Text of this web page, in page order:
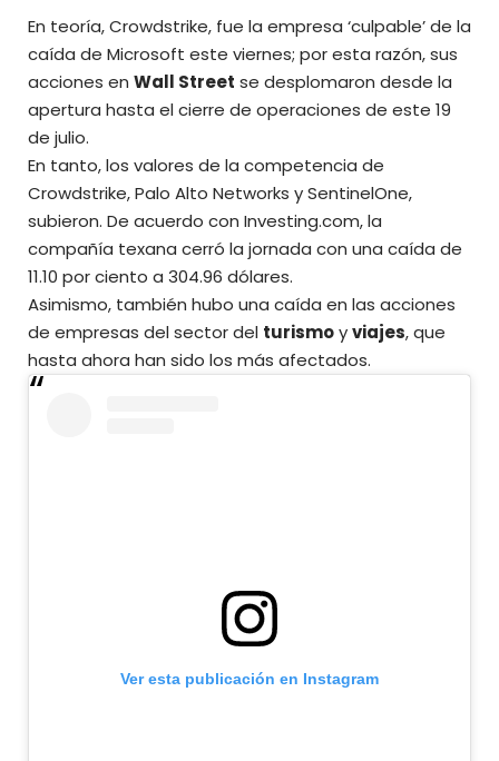
En teoría, Crowdstrike, fue la empresa ‘culpable’ de la
caída de Microsoft este viernes; por esta razón, sus
acciones en Wall Street se desplomaron desde la
apertura hasta el cierre de operaciones de este 19
de julio.
En tanto, los valores de la competencia de
Crowdstrike, Palo Alto Networks y SentinelOne,
subieron. De acuerdo con Investing.com, la
compañía texana cerró la jornada con una caída de
11.10 por ciento a 304.96 dólares.
Asimismo, también hubo una caída en las acciones
de empresas del sector del turismoyviajes, que
hasta ahora han sido los más afectados.
Ver esta publicación en Instagram